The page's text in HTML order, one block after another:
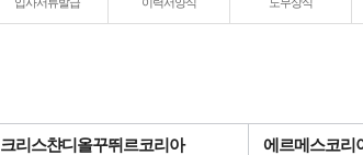
크리스챤디올꾸뛰르코리아 에르메스코리